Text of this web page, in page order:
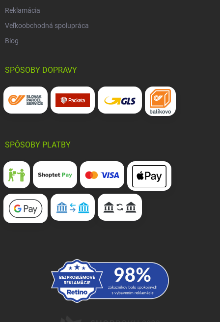
Reklamácia
Veľkoobchodná spolupráca
Blog
SPÔSOBY DOPRAVY
SPÔSOBY PLATBY